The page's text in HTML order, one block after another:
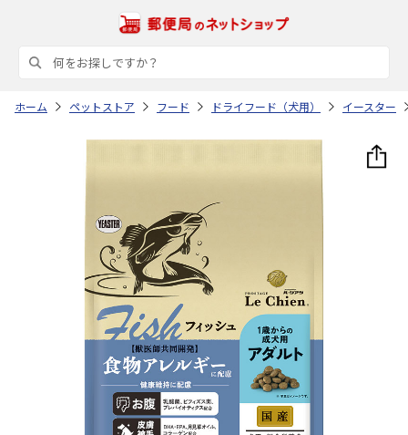
ホーム ペットストア フード ドライフード（犬用） イースター